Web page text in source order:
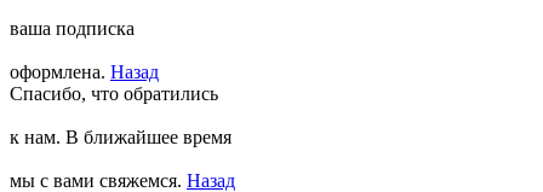
ваша подписка
оформлена. Назад
Спасибо, что обратились
к нам. В ближайшее время
мы с вами свяжемся. Назад